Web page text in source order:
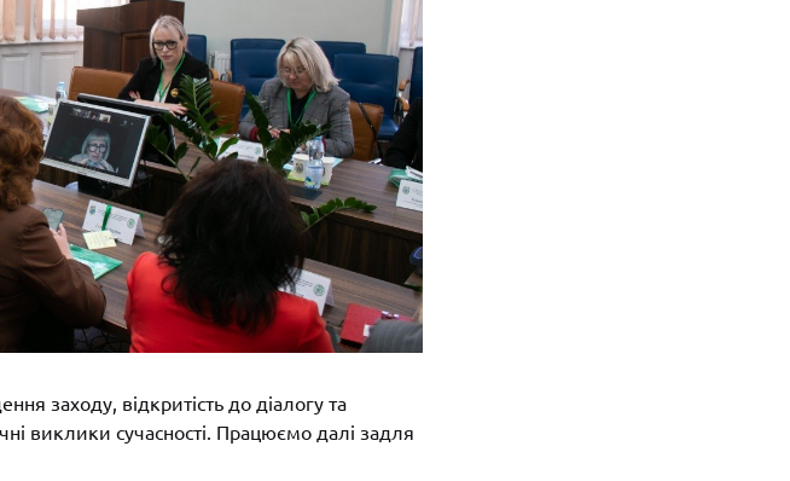
заходу, відкритість до діалогу та
виклики сучасності. Працюємо далі задля